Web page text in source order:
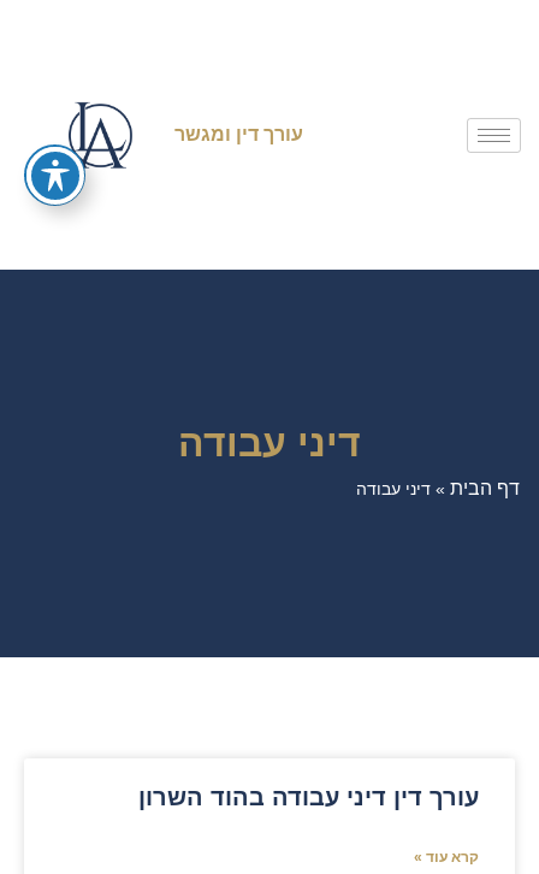
עורך דין ומגשר
דיני עבודה
דף הבית » דיני עבודה
עורך דין דיני עבודה בהוד השרון
קרא עוד »